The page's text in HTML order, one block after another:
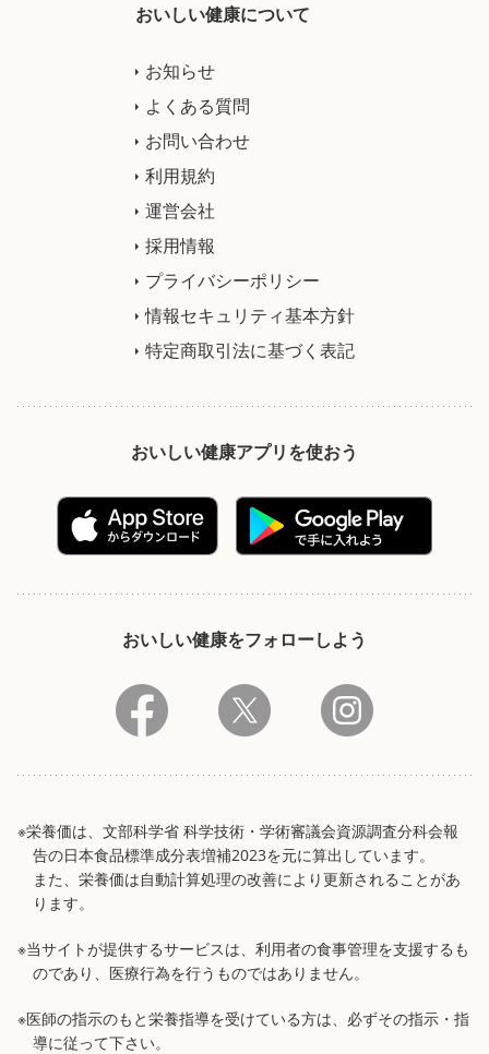
おいしい健康について
お知らせ
よくある質問
お問い合わせ
利用規約
運営会社
採用情報
プライバシーポリシー
情報セキュリティ基本方針
特定商取引法に基づく表記
おいしい健康アプリを使おう
おいしい健康をフォローしよう
※栄養価は、文部科学省 科学技術・学術審議会資源調査分科会報
告の日本食品標準成分表増補2023を元に算出しています。
また、栄養価は自動計算処理の改善により更新されることがあ
ります。
※当サイトが提供するサービスは、利用者の食事管理を支援するも
のであり、医療行為を行うものではありません。
※医師の指示のもと栄養指導を受けている方は、必ずその指示・指
導に従って下さい。